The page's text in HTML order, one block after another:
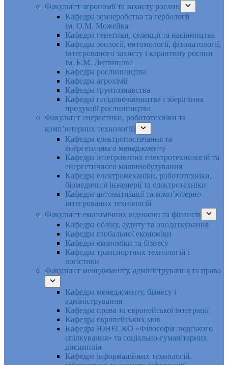
Факультет агрономії та захисту рослин
Кафедра землеробства та гербології
ім. О.М. Можейка
Кафедра генетики, селекції та насінництва
Кафедра зоології, ентомології, фітопатології,
інтегрованого захисту і карантину рослин
ім. Б.М. Литвинова
Кафедра рослинництва
Кафедра агрохімії
Кафедра ґрунтознавства
Кафедра плодовочівництва і зберігання
продукції рослинництва
Факультет енергетики, робототехніки та
комп’ютерних технологій
Кафедра електропостачання та
енергетичного менеджменту
Кафедра інтегрованих електротехнологій та
енергетичного машинобудування
Кафедра електромеханіки, робототехніки,
біомедичної інженерії та електротехніки
Кафедра автоматизації та комп’ютерно-
інтегрованих технологій
Факультет економічних відносин та фінансів
Кафедра обліку, аудиту та оподаткування
Кафедра глобальної економіки
Кафедра економіки та бізнесу
Кафедра транспортних технологій і
логістики
Факультет менеджменту, адміністрування та права
Кафедра менеджменту, бізнесу і
адміністрування
Кафедра права та європейської інтеграції
Кафедра європейських мов
Кафедра ЮНЕСКО «Філософія людського
спілкування» та соціально-гуманітарних
дисциплін
Кафедра інформаційних технологій,